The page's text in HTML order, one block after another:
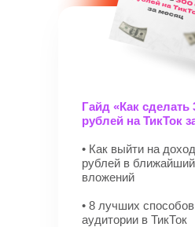
Гайд «Как сделать
рублей на ТикТок
• Как выйти на
рублей в
вложений
• 8 лучших
аудитории в ТикТок